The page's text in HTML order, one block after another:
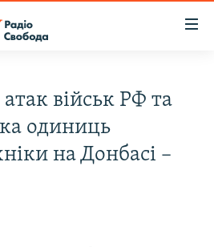
військ РФ та
одиниць
на Донбасі –